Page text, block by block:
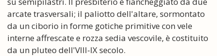
arcate trasversali; il paliotto dell'altare, sormontato
da un ciborio in forme gotiche primitive con vele
interne affrescate e rozza sedia vescovile, è costituito
da un pluteo dell'VIII-IX secolo.